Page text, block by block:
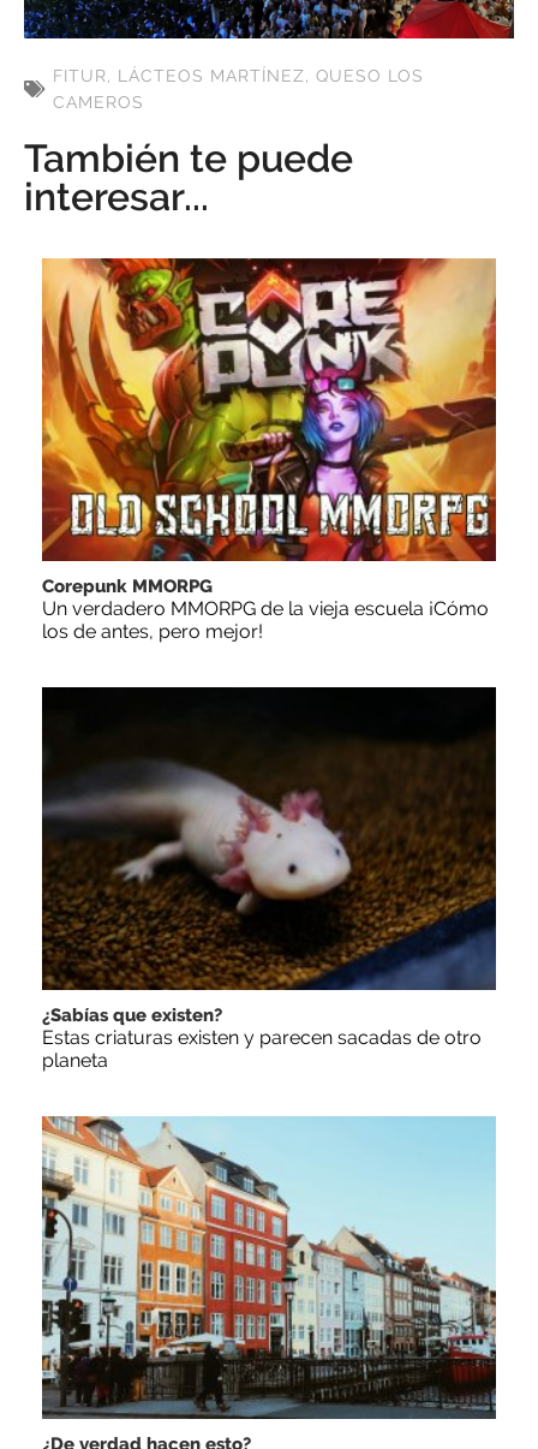
FITUR, LÁCTEOS MARTÍNEZ, QUESO LOS
CAMEROS
También te puede
interesar...
Corepunk MMORPG
Un verdadero MMORPG de la vieja escuela ¡Cómo
los de antes, pero mejor!
¿Sabías que existen?
Estas criaturas existen y parecen sacadas de otro
planeta
¿De verdad hacen esto?